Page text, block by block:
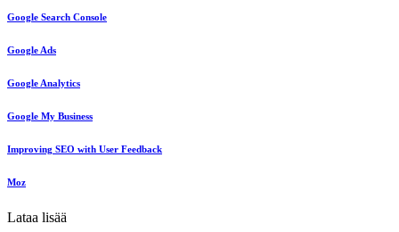
Google Search Console
Google Ads
Google Analytics
Google My Business
Improving SEO with User Feedback
Moz
Lataa lisää